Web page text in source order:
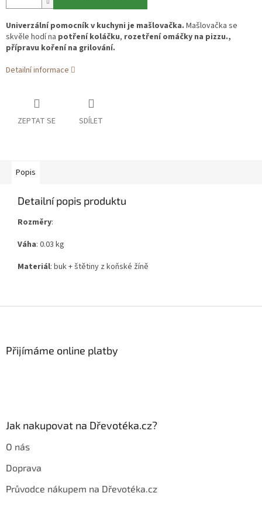
Univerzální pomocník v kuchyni je mašlovačka. Mašlovačka se
skvěle hodí na potření koláčku, rozetření omáčky na pizzu.,
přípravu koření na grilování.
Detailní informace
ZEPTAT SE SDÍLET
Popis
Detailní popis produktu
Rozměry:
Váha: 0.03 kg
Materiál: buk + štětiny z koňské žíně
Přijímáme online platby
Jak nakupovat na Dřevotéka.cz?
O nás
Doprava
Průvodce nákupem na Dřevotéka.cz